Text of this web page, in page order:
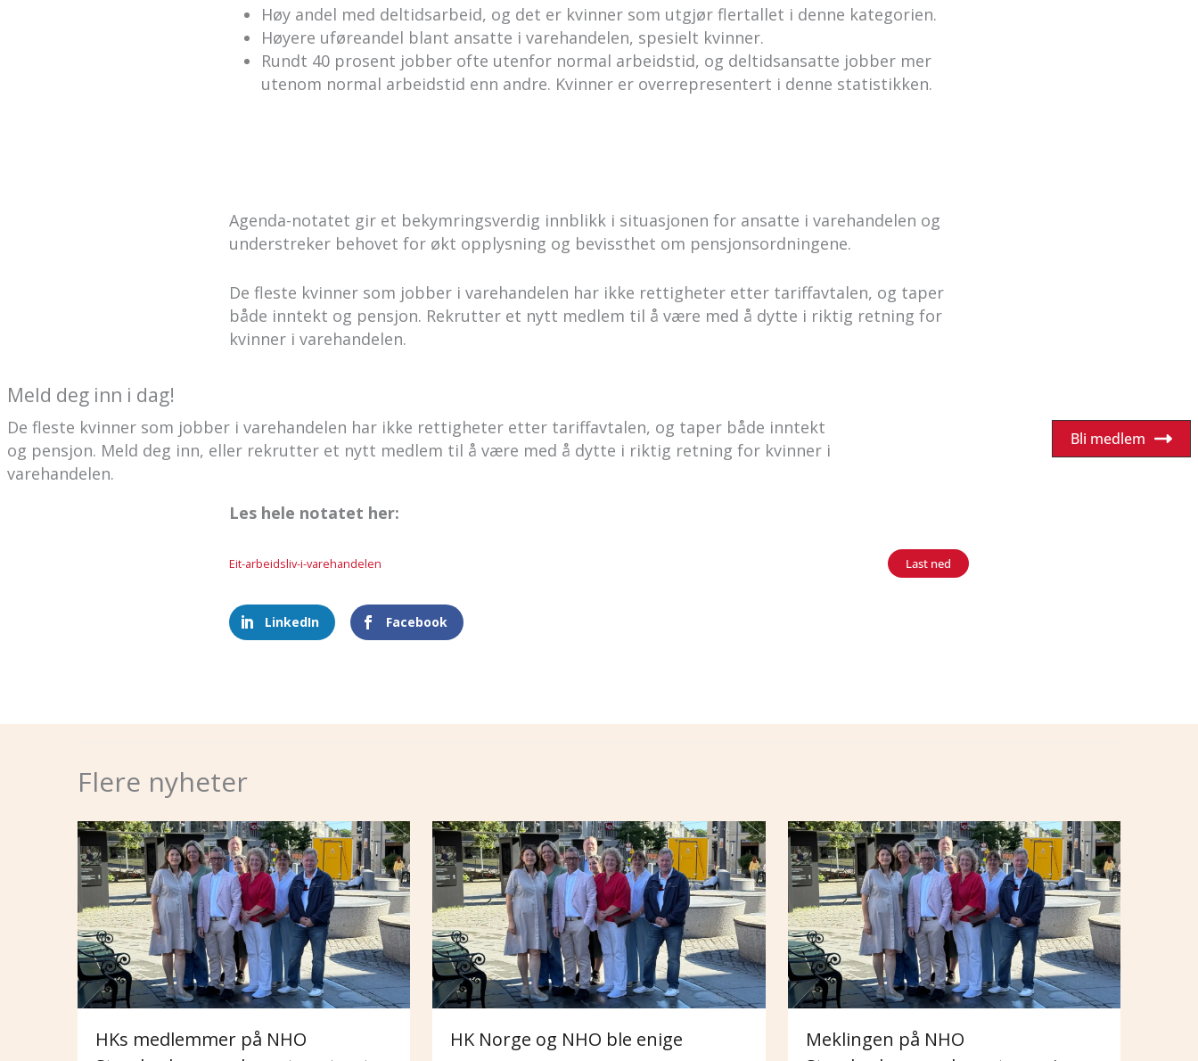
Høy andel med deltidsarbeid, og det er kvinner som utgjør flertallet i denne kategorien.
Høyere uføreandel blant ansatte i varehandelen, spesielt kvinner.
Rundt 40 prosent jobber ofte utenfor normal arbeidstid, og deltidsansatte jobber mer
utenom normal arbeidstid enn andre. Kvinner er overrepresentert i denne statistikken.
Agenda-notatet gir et bekymringsverdig innblikk i situasjonen for ansatte i varehandelen og
understreker behovet for økt opplysning og bevissthet om pensjonsordningene.
De fleste kvinner som jobber i varehandelen har ikke rettigheter etter tariffavtalen, og taper
både inntekt og pensjon. Rekrutter et nytt medlem til å være med å dytte i riktig retning for
kvinner i varehandelen.
Meld deg inn i dag!
De fleste kvinner som jobber i varehandelen har ikke rettigheter etter tariffavtalen, og taper både inntekt
og pensjon. Meld deg inn, eller rekrutter et nytt medlem til å være med å dytte i riktig retning for kvinner i
varehandelen.
Bli medlem
Les hele notatet her:
Eit-arbeidsliv-i-varehandelen Last ned
LinkedIn Facebook
Flere nyheter
HKs medlemmer på NHO
HK Norge og NHO ble enige
Meklingen på NHO